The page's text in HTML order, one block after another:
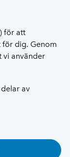
för att
för dig. Genom
vi använder
av